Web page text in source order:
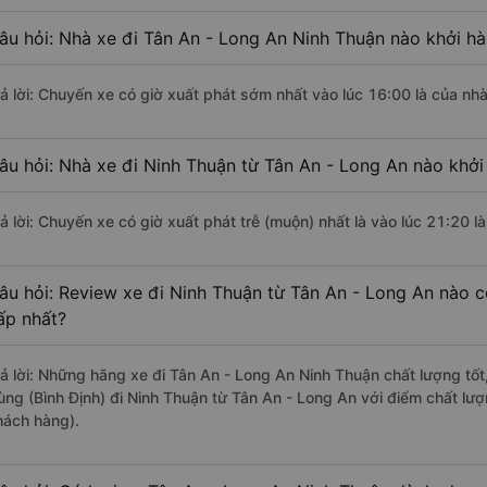
hỏi: Nhà xe đi Tân An - Long An Ninh Thuận nào khởi
lời: Chuyến xe có giờ xuất phát sớm nhất vào lúc 16:00 là của
hỏi: Nhà xe đi Ninh Thuận từ Tân An - Long An nào
lời: Chuyến xe có giờ xuất phát trễ (muộn) nhất là vào lúc 21:20
hỏi: Review xe đi Ninh Thuận từ Tân An - Long An nào
nhất?
lời: Những hãng xe đi Tân An - Long An Ninh Thuận chất lượng
(Bình Định) đi Ninh Thuận từ Tân An - Long An với điểm chất
hàng).